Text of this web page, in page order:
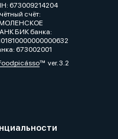
673009214204
счёт:
БИК банка:
673002001
ver. 3.2